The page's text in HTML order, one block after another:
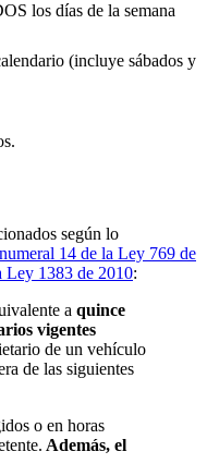
los días de la semana
(incluye sábados y
según lo
14 de la Ley 769 de
Ley 1383 de 2010:
a quince
vigentes
de un vehículo
de las siguientes
o en horas
Además, el